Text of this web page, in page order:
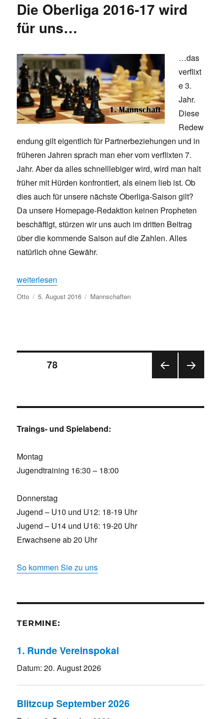
Die Oberliga 2016-17 wird
für uns…
…das
verflixt
e 3.
Jahr.
Diese
Redew
endung gilt eigentlich für Partnerbeziehungen und in
früheren Jahren sprach man eher vom verflixten 7.
Jahr. Aber da alles schnelllebiger wird, wird man halt
früher mit Hürden konfrontiert, als einem lieb ist. Ob
dies auch für unsere nächste Oberliga-Saison gilt?
Da unsere Homepage-Redaktion keinen Propheten
beschäftigt, stürzen wir uns auch im dritten Beitrag
über die kommende Saison auf die Zahlen. Alles
natürlich ohne Gewähr.
„Die Oberliga 2016-17 wird für uns…“
weiterlesen
Autor
Otto Veröffentlicht
am
5. August 2016 Kategorien
Mannschaften
Seitennummerierung
Beiträge
SEIT
SEITE78
E
Traings- und Spielabend:
Montag
Jugendtraining 16:30 – 18:00
Donnerstag
Jugend – U10 und U12: 18-19 Uhr
Jugend – U14 und U16: 19-20 Uhr
Erwachsene ab 20 Uhr
So kommen Sie zu uns
TERMINE:
1. Runde Vereinspokal
Datum:20. August 2026
Blitzcup September 2026